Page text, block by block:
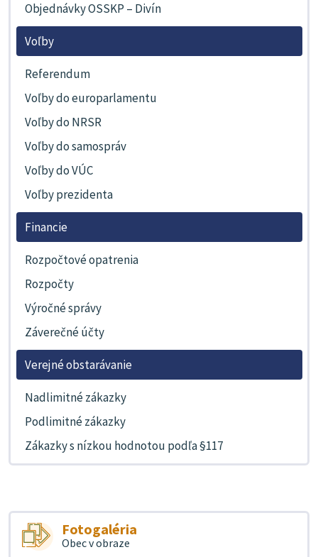
Objednávky OSSKP – Divín
Voľby
Referendum
Voľby do europarlamentu
Voľby do NRSR
Voľby do samospráv
Voľby do VÚC
Voľby prezidenta
Financie
Rozpočtové opatrenia
Rozpočty
Výročné správy
Záverečné účty
Verejné obstarávanie
Nadlimitné zákazky
Podlimitné zákazky
Zákazky s nízkou hodnotou podľa §117
Fotogaléria
Obec v obraze